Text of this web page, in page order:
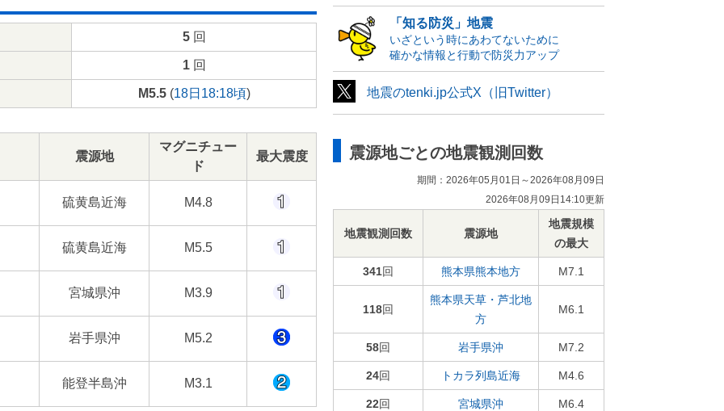
5回
1回
M5.5(18日18:18頃)
震源地
マグニチュー
ド
最大震度
硫黄島近海 M4.8
硫黄島近海 M5.5
宮城県沖 M3.9
岩手県沖 M5.2
能登半島沖 M3.1
「知る防災」地震
いざという時にあわてないために
確かな情報と行動で防災力アップ
地震のtenki.jp公式X（旧Twitter）
震源地ごとの地震観測回数
期間：2026年05月01日～2026年08月09日
2026年08月09日14:10更新
地震観測回数 震源地
地震規模
の最大
341回 熊本県熊本地方 M7.1
118回
熊本県天草・芦北地
方
M6.1
58回 岩手県沖 M7.2
24回 トカラ列島近海 M4.6
22回 宮城県沖 M6.4